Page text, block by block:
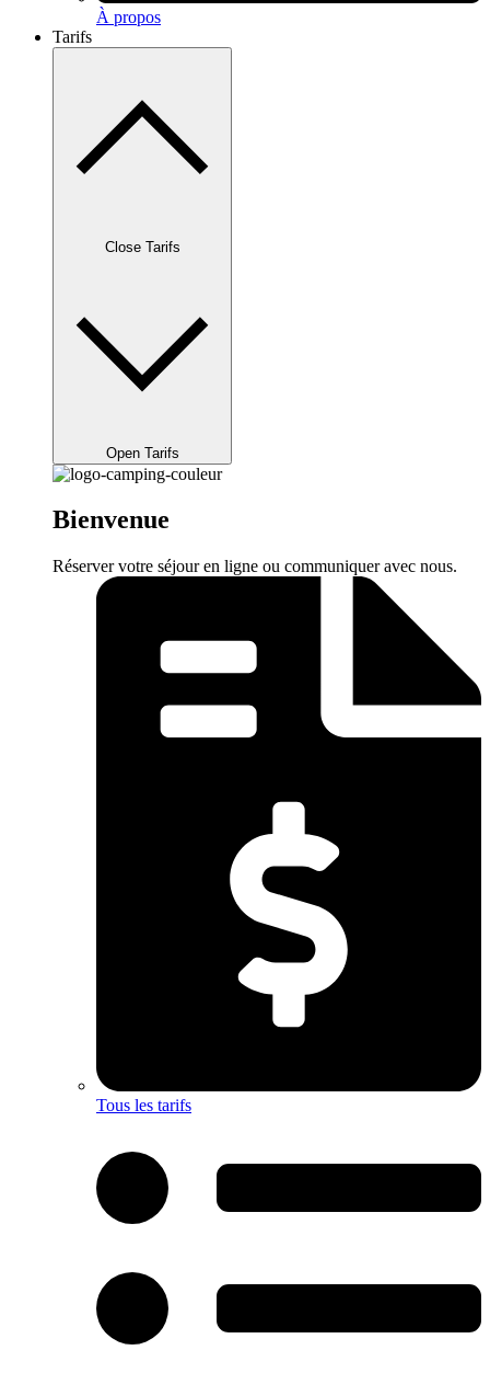
À propos
Tarifs
Close Tarifs
Open Tarifs
Bienvenue
Réserver votre séjour en ligne ou communiquer avec nous.
Tous les tarifs